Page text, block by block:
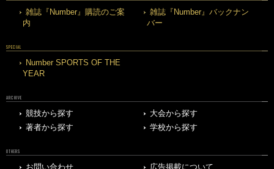
雑誌『Number』購読のご案
内
雑誌『Number』バックナン
バー
SPECIAL
Number SPORTS OF THE
YEAR
ARCHIVE
競技から探す
大会から探す
著者から探す
学校から探す
OTHERS
お問い合わせ 広告掲載について